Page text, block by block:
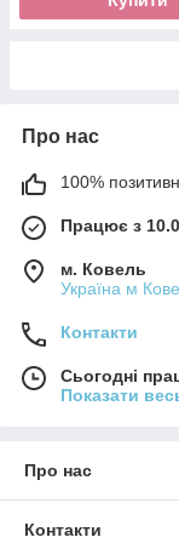
Про нас
100%
Працює з
м. Ковель
Україна м
Контакти
Сьогодні
Показати
Про нас
Контакти